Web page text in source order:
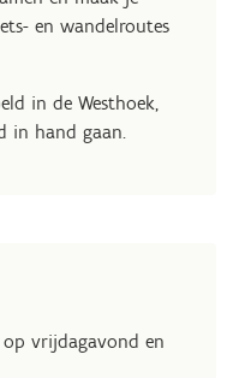
en wandelroutes
in de Westhoek,
in hand gaan.
vrijdagavond en